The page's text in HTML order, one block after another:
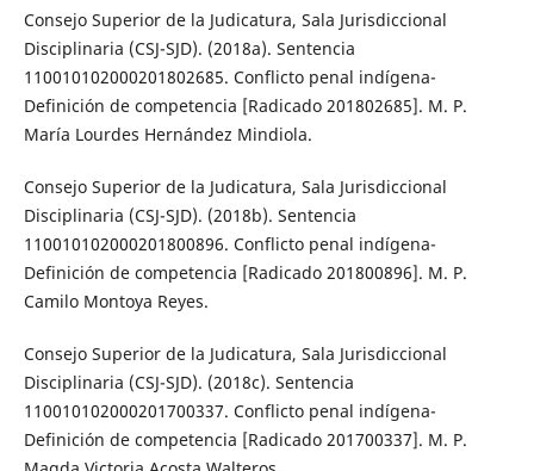
Consejo Superior de la Judicatura, Sala Jurisdiccional
Disciplinaria (CSJ-SJD). (2018a). Sentencia
110010102000201802685. Conflicto penal indígena-
Definición de competencia [Radicado 201802685]. M. P.
María Lourdes Hernández Mindiola.
Consejo Superior de la Judicatura, Sala Jurisdiccional
Disciplinaria (CSJ-SJD). (2018b). Sentencia
110010102000201800896. Conflicto penal indígena-
Definición de competencia [Radicado 201800896]. M. P.
Camilo Montoya Reyes.
Consejo Superior de la Judicatura, Sala Jurisdiccional
Disciplinaria (CSJ-SJD). (2018c). Sentencia
110010102000201700337. Conflicto penal indígena-
Definición de competencia [Radicado 201700337]. M. P.